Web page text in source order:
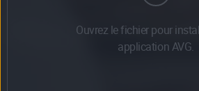
Ouvrez le fichier pour
application AVG.